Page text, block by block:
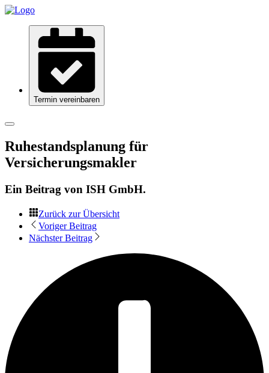
Termin vereinbaren
Ruhestandsplanung für
Versicherungsmakler
Ein Beitrag von ISH GmbH.
Zurück zur Übersicht
Voriger Beitrag
Nächster Beitrag